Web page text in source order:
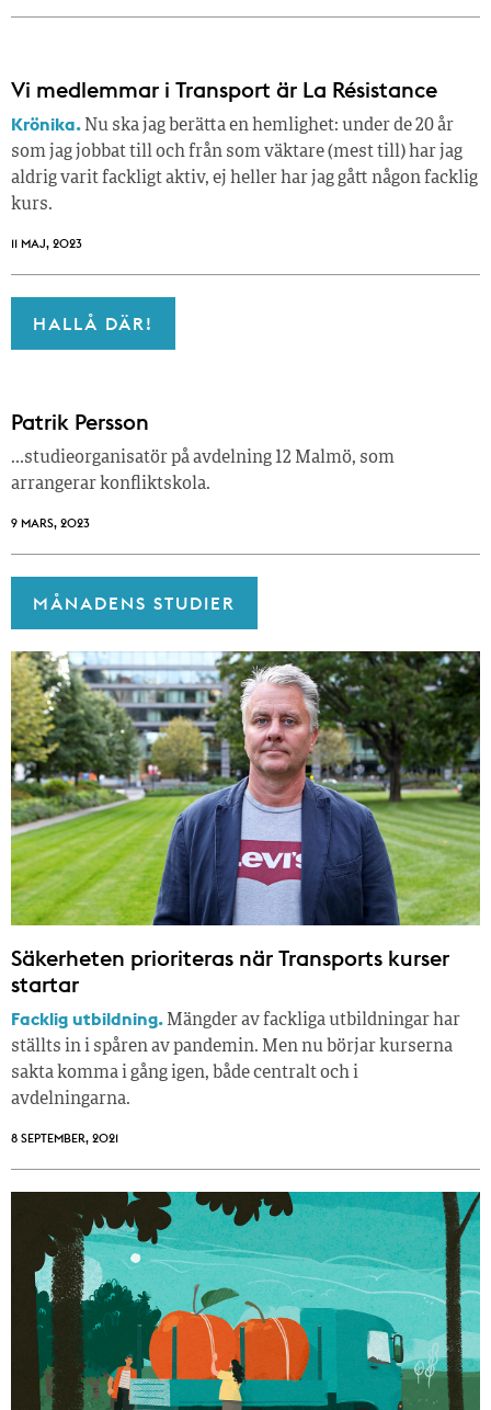
Vi medlemmar i Transport är La Résistance
Krönika. Nu ska jag berätta en hemlighet: under de 20 år
som jag jobbat till och från som väktare (mest till) har jag
aldrig varit fackligt aktiv, ej heller har jag gått någon facklig
kurs.
11 MAJ, 2023
HALLÅ DÄR!
Patrik Persson
…studieorganisatör på avdelning 12 Malmö, som
arrangerar konfliktskola.
9 MARS, 2023
MÅNADENS STUDIER
Säkerheten prioriteras när Transports kurser
startar
Facklig utbildning. Mängder av fackliga utbildningar har
ställts in i spåren av pandemin. Men nu börjar kurserna
sakta komma i gång igen, både centralt och i
avdelningarna.
8 SEPTEMBER, 2021